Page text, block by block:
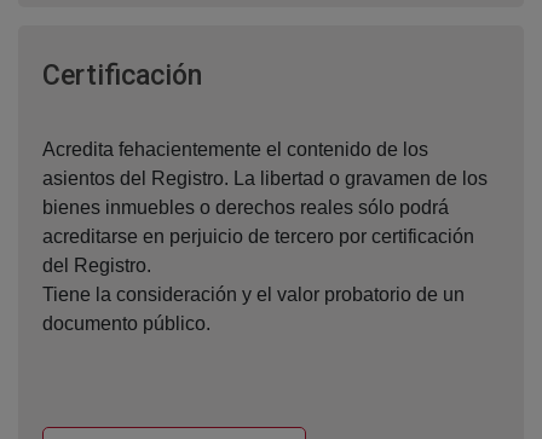
Certificación
Acredita fehacientemente el contenido de los
asientos del Registro. La libertad o gravamen de los
bienes inmuebles o derechos reales sólo podrá
acreditarse en perjuicio de tercero por certificación
del Registro.
Tiene la consideración y el valor probatorio de un
documento público.